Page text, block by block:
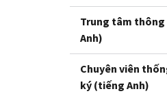
Trung tâm
Anh)
Chuyên viên
ký (tiếng Anh)